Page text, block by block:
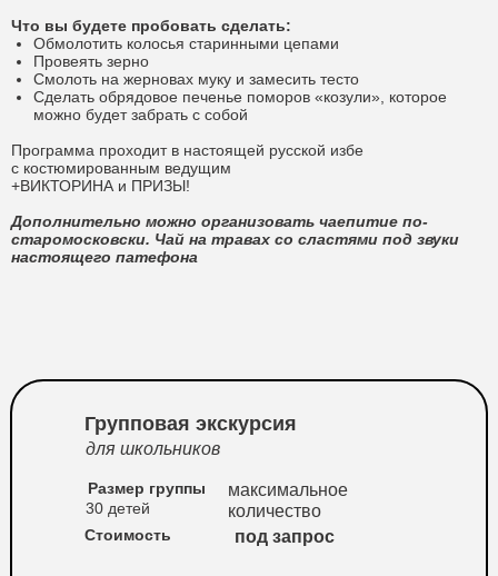
Что вы будете пробовать сделать:
Обмолотить колосья старинными цепами
Провеять зерно
Смолоть на жерновах муку и замесить тесто
Сделать обрядовое печенье поморов «козули», которое
можно будет забрать с собой
Программа проходит в настоящей русской избе
с костюмированным ведущим
+ВИКТОРИНА и ПРИЗЫ!
Дополнительно можно организовать чаепитие по-
старомосковски. Чай на травах со сластями под звуки
настоящего патефона
максимальное
количество
Размер группы
Стоимость
30 детей
под запрос
Групповая экскурсия
для школьников